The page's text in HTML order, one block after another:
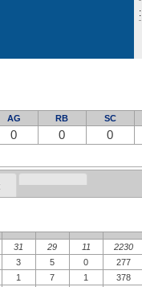
AG RB SC
0 0 0
31 29 11
2230
3 5 0
277
1 7 1
378